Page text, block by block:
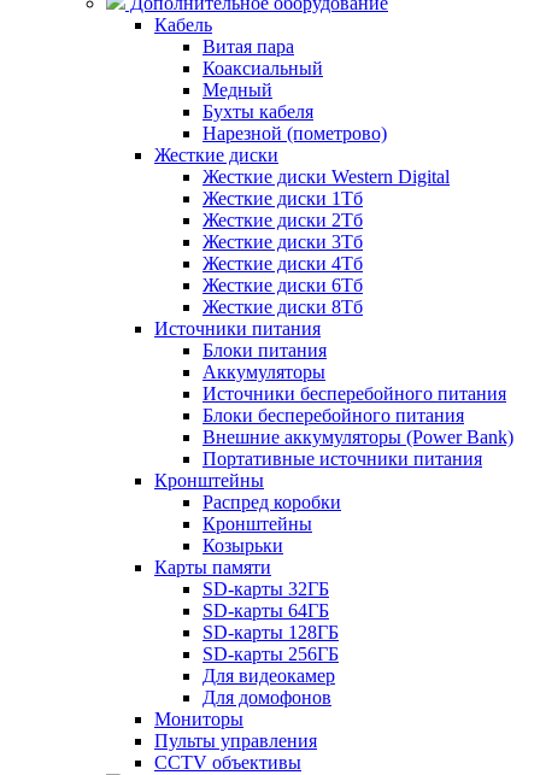
Кабель
Витая пара
Коаксиальный
Медный
Бухты кабеля
Нарезной (пометрово)
Жесткие диски
Жесткие диски Western Digital
Жесткие диски 1Тб
Жесткие диски 2Тб
Жесткие диски 3Тб
Жесткие диски 4Тб
Жесткие диски 6Тб
Жесткие диски 8Тб
Источники питания
Блоки питания
Аккумуляторы
Источники бесперебойного питания
Блоки бесперебойного питания
Внешние аккумуляторы (Power Bank)
Портативные источники питания
Кронштейны
Распред коробки
Кронштейны
Козырьки
Карты памяти
SD-карты 32ГБ
SD-карты 64ГБ
SD-карты 128ГБ
SD-карты 256ГБ
Для видеокамер
Для домофонов
Мониторы
Пульты управления
CCTV объективы